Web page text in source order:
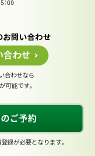
：00
お問い合わせ
合わせ
合わせなら
可能です。
ご予約
録が必要となります。